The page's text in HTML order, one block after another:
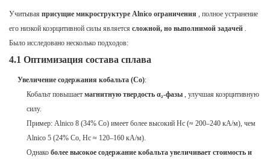
Учитывая присущие микроструктуре Alnico ограничения , полное устранение
его низкой коэрцитивной силы является сложной, но выполнимой задачей .
Было исследовано несколько подходов:
4.1 Оптимизация состава сплава
Увеличение содержания кобальта (Co):
Кобальт повышает магнитную твердость α₂-фазы, улучшая коэрцитивную
силу.
Пример: Alnico 8 (34% Co) имеет более высокий Hc (≈ 200–240 кА/м), чем
Alnico 5 (24% Co, Hc ≈ 120–160 кА/м).
Однако более высокое содержание кобальта увеличивает стоимость и